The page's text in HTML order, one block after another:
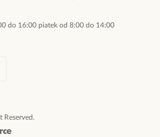
do 16:00 piatek od 8:00 do 14:00
Reserved.